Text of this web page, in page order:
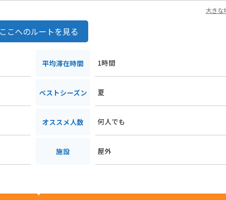
大きな
ここへのルートを見る
平均滞在時間 1時間
ベストシーズン 夏
オススメ人数 何人でも
施設 屋外